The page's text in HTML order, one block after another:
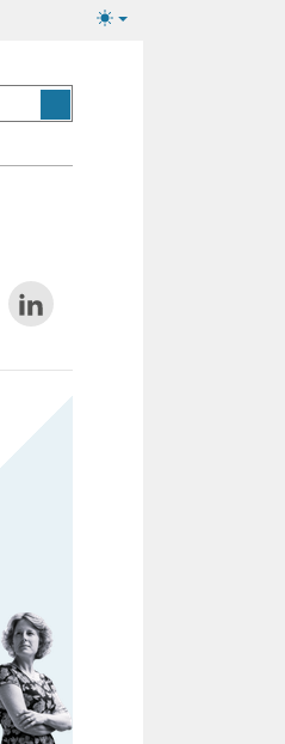
Lichte/donkere